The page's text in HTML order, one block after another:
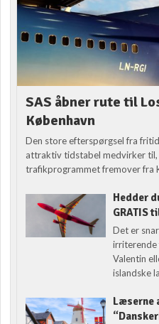
SAS åbner rute til
København
Den store efterspørgsel fra
attraktiv tidstabel medvirker til,
trafikprogrammet fremover fra
Hedder
GRATIS
Det er
irriterende
Valentin
islandske
Læserne